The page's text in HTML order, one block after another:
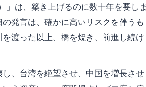
は、築き上げるのに数十年を要しま
の発言は、確かに高いリスクを伴うも
を渡った以上、橋を焼き、前進し続け
、台湾を絶望させ、中国を増長させ